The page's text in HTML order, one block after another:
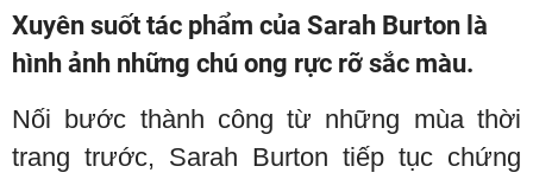
Xuyên suốt tác phẩm của Sarah Burton là
hình ảnh những chú ong rực rỡ sắc màu.
Nối bước thành công từ những mùa thời
trang trước, Sarah Burton tiếp tục chứng